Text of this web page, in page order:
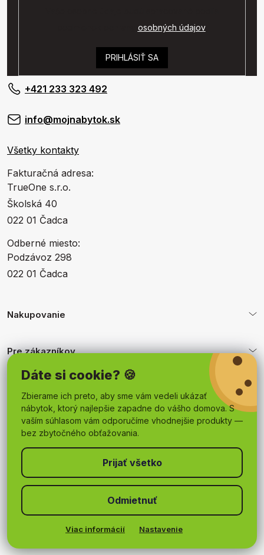
Dáte si cookie? 🍪
Zbierame ich preto, aby sme vám vedeli ukázať
nábytok, ktorý najlepšie zapadne do vášho domova. S
vaším súhlasom vám odporučíme vhodnejšie produkty —
bez zbytočného obťažovania.
Viac informácií Nastavenie
Odmietnuť
osobných údajov.
PRIHLÁSIŤ SA
+421 233 323 492
info@mojnabytok.sk
Všetky kontakty
Fakturačná adresa:
TrueOne s.r.o.
Školská 40
022 01 Čadca
Odberné miesto:
Podzávoz 298
022 01 Čadca
Nakupovanie
Pre zákazníkov
Vytvoril Shoptet
mojnabytok.sk. Všetky práva vyhradené.
Upraviť nastavenie cookies